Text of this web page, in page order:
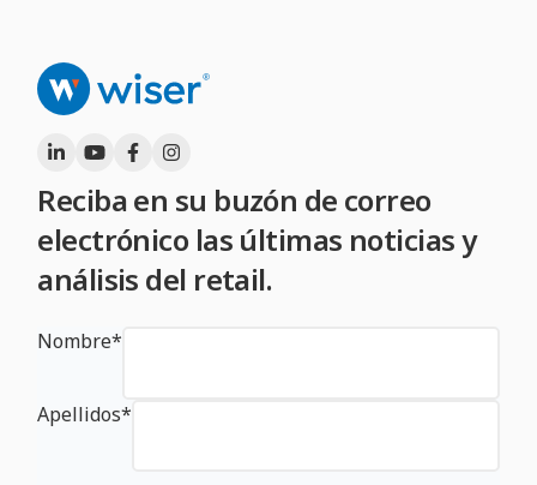
Reciba en su buzón de correo
electrónico las últimas noticias y
análisis del retail.
Nombre*
Apellidos*